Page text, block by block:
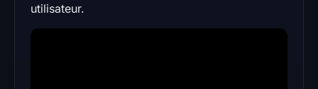
utilisateur.